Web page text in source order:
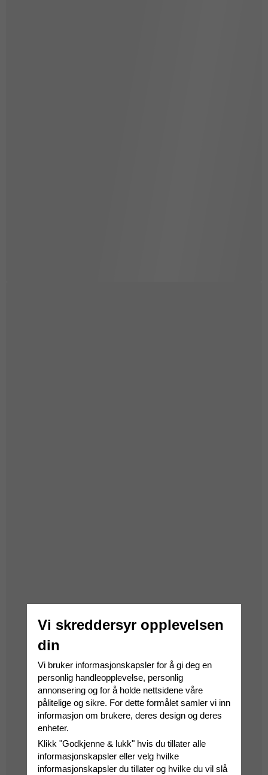
Vi skreddersyr opplevelsen
din
Vi bruker informasjonskapsler for å gi deg en
personlig handleopplevelse, personlig
annonsering og for å holde nettsidene våre
pålitelige og sikre. For dette formålet samler vi inn
informasjon om brukere, deres design og deres
enheter.
Klikk "Godkjenne & lukk" hvis du tillater alle
informasjonskapsler eller velg hvilke
informasjonskapsler du tillater og hvilke du vil slå